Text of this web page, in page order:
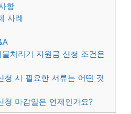
항
사례
처리기 지원금 신청 조건은
청 시 필요한 서류는 어떤 것
청 마감일은 언제인가요?